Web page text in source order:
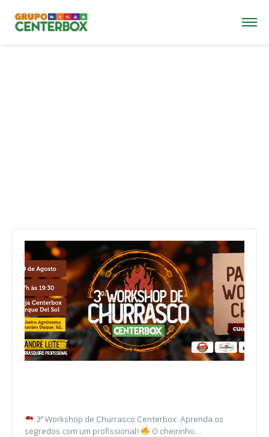
3º Workshop de Churrasco Centerbox: Aprenda os
segredos com um profissional!
O cheirinho…